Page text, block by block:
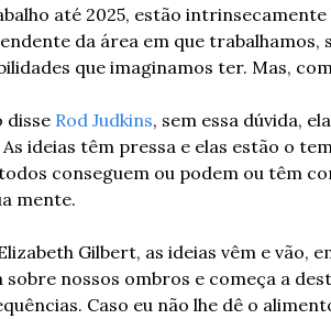
até 2025, estão
da área em que
que imaginamos ter. Mas,
disse Rod Judkins, sem essa dúvida,
ideias têm pressa e elas estão o
conseguem ou podem ou têm
mente.
Gilbert, as ideias vêm e vão,
sobre nossos ombros e começa a
Caso eu não lhe dê o